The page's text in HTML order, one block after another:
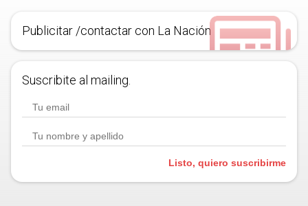
Publicitar /contactar con La Nación
Suscribite al mailing.
Listo, quiero suscribirme